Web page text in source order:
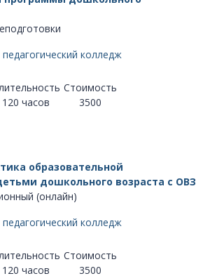
колледж
120 часов
Стоимость
3500
образовательной
дошкольного возраста с ОВЗ
(онлайн)
колледж
120 часов
Стоимость
3500